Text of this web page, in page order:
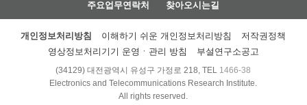
주요업무연락처 찾아오시는길
개인정보처리방침 이해하기 쉬운 개인정보처리방침
저작권정책
영상정보처리기기 운영ㆍ관리 방침
부설연구소공고
(34129) 대전광역시 유성구 가정로 218, TEL 1466-38
Electronics and Telecommunications Research Institute.
All rights reserved.